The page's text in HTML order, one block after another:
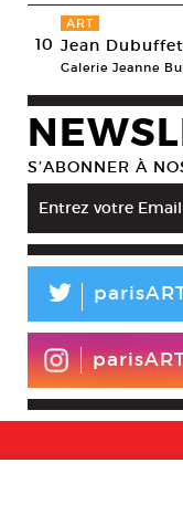
10
ART
Jean Dubuffet
Galerie Jeanne
S’ABONNER À
L